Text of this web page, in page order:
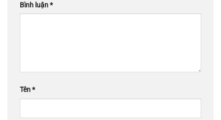
Bình luận*
Tên*